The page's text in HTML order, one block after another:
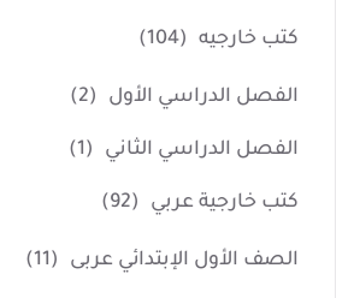
كتب خارجيه (104)
الفصل الدراسي الأول (2)
الفصل الدراسي الثاني (1)
كتب خارجية عربي (92)
الصف الأول الإبتدائي عربى (11)